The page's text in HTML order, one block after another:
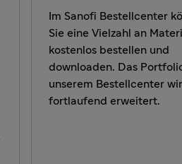
Im Sanofi Bestellcenter
Sie eine Vielzahl an
kostenlos bestellen und
downloaden. Das
unserem Bestellcenter
fortlaufend erweitert.